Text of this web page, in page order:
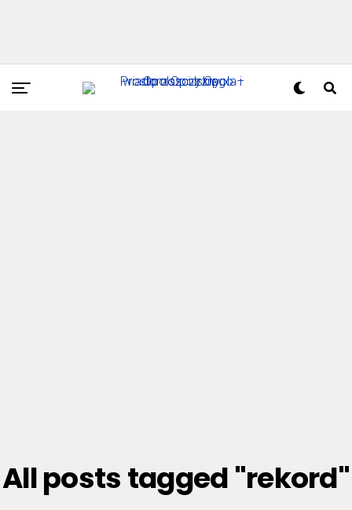
All posts tagged "rekord"